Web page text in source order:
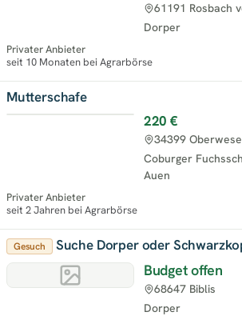
Dorper
61191 Rosbach
Privater Anbieter
seit 10 Monaten bei Agrarbörse
Mutterschafe
220 €
Coburger
Auen
34399
Privater Anbieter
seit 2 Jahren bei Agrarbörse
Gesuch Suche Dorper oder
Budget offen
Dorper
68647 Biblis